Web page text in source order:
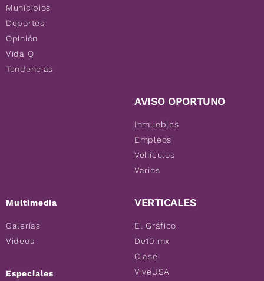
Municipios
Deportes
Opinión
Vida Q
Tendencias
Multimedia
Galerías
Videos
Especiales
AVISO OPORTUNO
Inmuebles
Empleos
Vehículos
Varios
VERTICALES
El Gráfico
De10.mx
Clase
ViveUSA